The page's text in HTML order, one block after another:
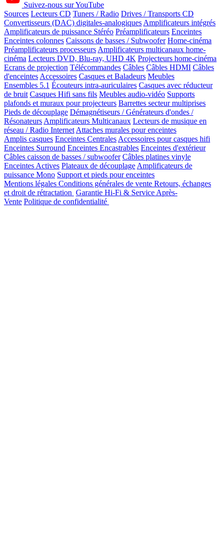
Suivez-nous sur YouTube
Sources Lecteurs CD Tuners / Radio Drives / Transports CD
Convertisseurs (DAC) digitales-analogiques Amplificateurs intégrés
Amplificateurs de puissance Stéréo Préamplificateurs Enceintes
Enceintes colonnes Caissons de basses / Subwoofer Home-cinéma
Préamplificateurs processeurs Amplificateurs multicanaux home-
cinéma Lecteurs DVD, Blu-ray, UHD 4K Projecteurs home-cinéma
Ecrans de projection Télécommandes Câbles Câbles HDMI Câbles
d'enceintes Accessoires Casques et Baladeurs Meubles
Ensembles 5.1 Écouteurs intra-auriculaires Casques avec réducteur
de bruit Casques Hifi sans fils Meubles audio-vidéo Supports
plafonds et muraux pour projecteurs Barrettes secteur multiprises
Pieds de découplage Démagnétiseurs / Générateurs d'ondes /
Résonateurs Amplificateurs Multicanaux Lecteurs de musique en
réseau / Radio Internet Attaches murales pour enceintes
Amplis casques Enceintes Centrales Accessoires pour casques hifi
Enceintes Surround Enceintes Encastrables Enceintes d'extérieur
Câbles caisson de basses / subwoofer Câbles platines vinyle
Enceintes Actives Plateaux de découplage Amplificateurs de
puissance Mono Support et pieds pour enceintes
Mentions légales Conditions générales de vente Retours, échanges
et droit de rétractation Garantie Hi-Fi & Service Après-
Vente Politique de confidentialité